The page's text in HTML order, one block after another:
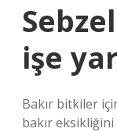
işe
Bakır bitkiler
bakır eksikliğini